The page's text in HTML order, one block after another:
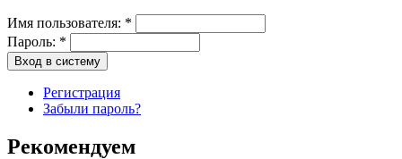
Имя пользователя: *
Пароль: *
Регистрация
Забыли пароль?
Рекомендуем